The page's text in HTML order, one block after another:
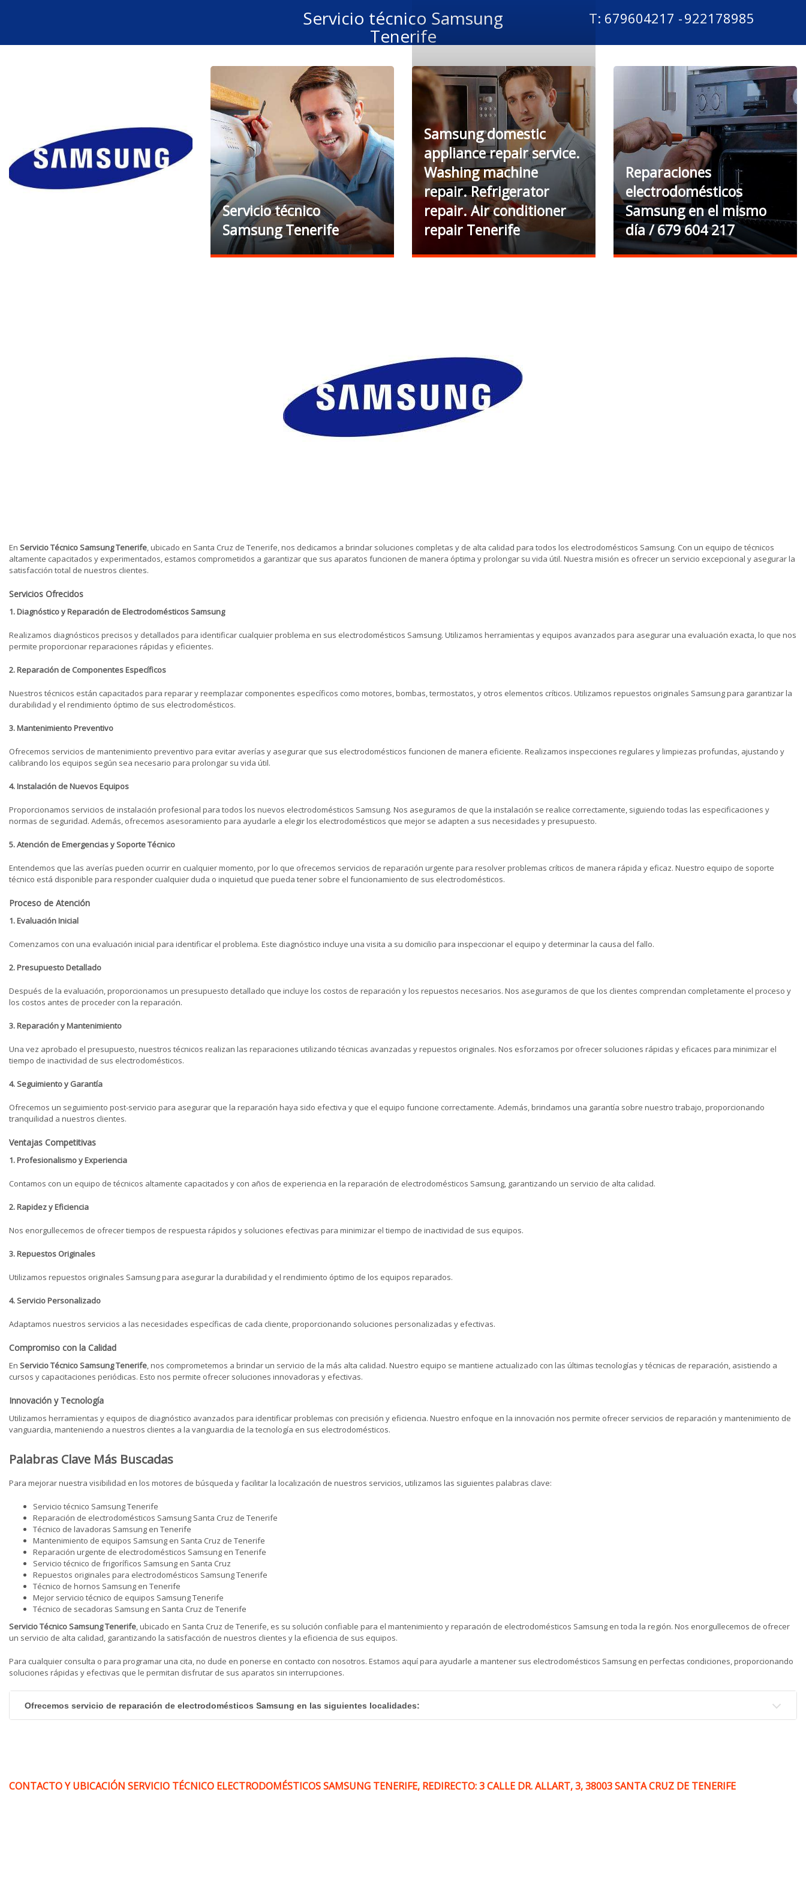
Servicio técnico Samsung
Tenerife
T: 679604217 -922178985
Servicio técnico
Samsung Tenerife
Samsung domestic
appliance repair service.
Washing machine
repair. Refrigerator
repair. Air conditioner
repair Tenerife
Reparaciones
electrodomésticos
Samsung en el mismo
día / 679 604 217
En Servicio Técnico Samsung Tenerife, ubicado en Santa Cruz de Tenerife, nos dedicamos a brindar soluciones completas y de alta calidad para todos los electrodomésticos Samsung. Con un equipo de técnicos
altamente capacitados y experimentados, estamos comprometidos a garantizar que sus aparatos funcionen de manera óptima y prolongar su vida útil. Nuestra misión es ofrecer un servicio excepcional y asegurar la
satisfacción total de nuestros clientes.
Servicios Ofrecidos
1. Diagnóstico y Reparación de Electrodomésticos Samsung
Realizamos diagnósticos precisos y detallados para identificar cualquier problema en sus electrodomésticos Samsung. Utilizamos herramientas y equipos avanzados para asegurar una evaluación exacta, lo que nos
permite proporcionar reparaciones rápidas y eficientes.
2. Reparación de Componentes Específicos
Nuestros técnicos están capacitados para reparar y reemplazar componentes específicos como motores, bombas, termostatos, y otros elementos críticos. Utilizamos repuestos originales Samsung para garantizar la
durabilidad y el rendimiento óptimo de sus electrodomésticos.
3. Mantenimiento Preventivo
Ofrecemos servicios de mantenimiento preventivo para evitar averías y asegurar que sus electrodomésticos funcionen de manera eficiente. Realizamos inspecciones regulares y limpiezas profundas, ajustando y
calibrando los equipos según sea necesario para prolongar su vida útil.
4. Instalación de Nuevos Equipos
Proporcionamos servicios de instalación profesional para todos los nuevos electrodomésticos Samsung. Nos aseguramos de que la instalación se realice correctamente, siguiendo todas las especificaciones y
normas de seguridad. Además, ofrecemos asesoramiento para ayudarle a elegir los electrodomésticos que mejor se adapten a sus necesidades y presupuesto.
5. Atención de Emergencias y Soporte Técnico
Entendemos que las averías pueden ocurrir en cualquier momento, por lo que ofrecemos servicios de reparación urgente para resolver problemas críticos de manera rápida y eficaz. Nuestro equipo de soporte
técnico está disponible para responder cualquier duda o inquietud que pueda tener sobre el funcionamiento de sus electrodomésticos.
Proceso de Atención
1. Evaluación Inicial
Comenzamos con una evaluación inicial para identificar el problema. Este diagnóstico incluye una visita a su domicilio para inspeccionar el equipo y determinar la causa del fallo.
2. Presupuesto Detallado
Después de la evaluación, proporcionamos un presupuesto detallado que incluye los costos de reparación y los repuestos necesarios. Nos aseguramos de que los clientes comprendan completamente el proceso y
los costos antes de proceder con la reparación.
3. Reparación y Mantenimiento
Una vez aprobado el presupuesto, nuestros técnicos realizan las reparaciones utilizando técnicas avanzadas y repuestos originales. Nos esforzamos por ofrecer soluciones rápidas y eficaces para minimizar el
tiempo de inactividad de sus electrodomésticos.
4. Seguimiento y Garantía
Ofrecemos un seguimiento post-servicio para asegurar que la reparación haya sido efectiva y que el equipo funcione correctamente. Además, brindamos una garantía sobre nuestro trabajo, proporcionando
tranquilidad a nuestros clientes.
Ventajas Competitivas
1. Profesionalismo y Experiencia
Contamos con un equipo de técnicos altamente capacitados y con años de experiencia en la reparación de electrodomésticos Samsung, garantizando un servicio de alta calidad.
2. Rapidez y Eficiencia
Nos enorgullecemos de ofrecer tiempos de respuesta rápidos y soluciones efectivas para minimizar el tiempo de inactividad de sus equipos.
3. Repuestos Originales
Utilizamos repuestos originales Samsung para asegurar la durabilidad y el rendimiento óptimo de los equipos reparados.
4. Servicio Personalizado
Adaptamos nuestros servicios a las necesidades específicas de cada cliente, proporcionando soluciones personalizadas y efectivas.
Compromiso con la Calidad
En Servicio Técnico Samsung Tenerife, nos comprometemos a brindar un servicio de la más alta calidad. Nuestro equipo se mantiene actualizado con las últimas tecnologías y técnicas de reparación, asistiendo a
cursos y capacitaciones periódicas. Esto nos permite ofrecer soluciones innovadoras y efectivas.
Innovación y Tecnología
Utilizamos herramientas y equipos de diagnóstico avanzados para identificar problemas con precisión y eficiencia. Nuestro enfoque en la innovación nos permite ofrecer servicios de reparación y mantenimiento de
vanguardia, manteniendo a nuestros clientes a la vanguardia de la tecnología en sus electrodomésticos.
Palabras Clave Más Buscadas
Para mejorar nuestra visibilidad en los motores de búsqueda y facilitar la localización de nuestros servicios, utilizamos las siguientes palabras clave:
Servicio técnico Samsung Tenerife
Reparación de electrodomésticos Samsung Santa Cruz de Tenerife
Técnico de lavadoras Samsung en Tenerife
Mantenimiento de equipos Samsung en Santa Cruz de Tenerife
Reparación urgente de electrodomésticos Samsung en Tenerife
Servicio técnico de frigoríficos Samsung en Santa Cruz
Repuestos originales para electrodomésticos Samsung Tenerife
Técnico de hornos Samsung en Tenerife
Mejor servicio técnico de equipos Samsung Tenerife
Técnico de secadoras Samsung en Santa Cruz de Tenerife
Servicio Técnico Samsung Tenerife, ubicado en Santa Cruz de Tenerife, es su solución confiable para el mantenimiento y reparación de electrodomésticos Samsung en toda la región. Nos enorgullecemos de ofrecer
un servicio de alta calidad, garantizando la satisfacción de nuestros clientes y la eficiencia de sus equipos.
Para cualquier consulta o para programar una cita, no dude en ponerse en contacto con nosotros. Estamos aquí para ayudarle a mantener sus electrodomésticos Samsung en perfectas condiciones, proporcionando
soluciones rápidas y efectivas que le permitan disfrutar de sus aparatos sin interrupciones.
Ofrecemos servicio de reparación de electrodomésticos Samsung en las siguientes localidades:
CONTACTO Y UBICACIÓN SERVICIO TÉCNICO ELECTRODOMÉSTICOS SAMSUNG TENERIFE, REDIRECTO: 3 CALLE DR. ALLART, 3, 38003 SANTA CRUZ DE TENERIFE